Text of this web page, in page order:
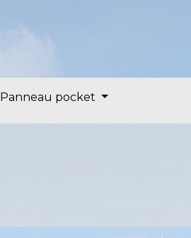
Panneau pocket